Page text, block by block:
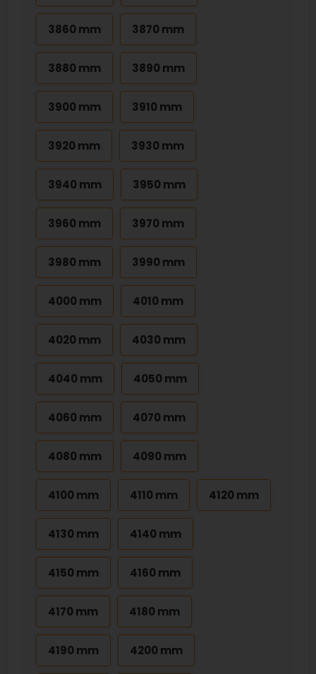
3860 mm 3870 mm
3880 mm 3890 mm
3900 mm 3910 mm
3920 mm 3930 mm
3940 mm 3950 mm
3960 mm 3970 mm
3980 mm 3990 mm
4000 mm 4010 mm
4020 mm 4030 mm
4040 mm 4050 mm
4060 mm 4070 mm
4080 mm 4090 mm
4100 mm 4110 mm 4120 mm
4130 mm 4140 mm
4150 mm 4160 mm
4170 mm 4180 mm
4190 mm 4200 mm